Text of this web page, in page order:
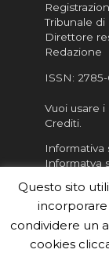
Tribunale di
Direttore
Redazione
ISSN:
Vuoi usare
Crediti.
Informativa
Informatva
Per la
inviarci le
il form
Questo sito
condividere un
cookies